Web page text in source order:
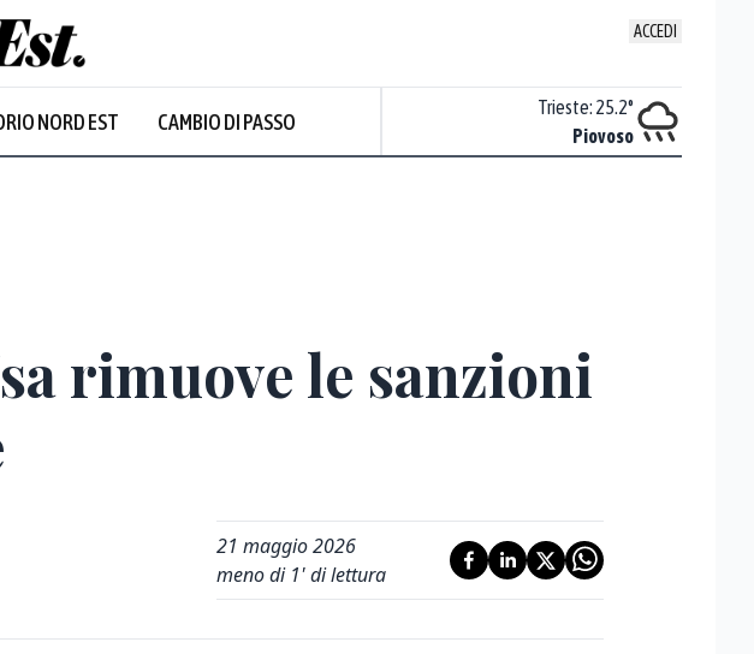
ACCEDI
NORD EST CAMBIO DI PASSO
Prevalentemente soleggiato
Trieste: 25.2°
Piovoso
rimuove le sanzioni
21 maggio 2026
meno di 1' di lettura